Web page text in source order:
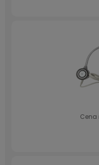
Cena